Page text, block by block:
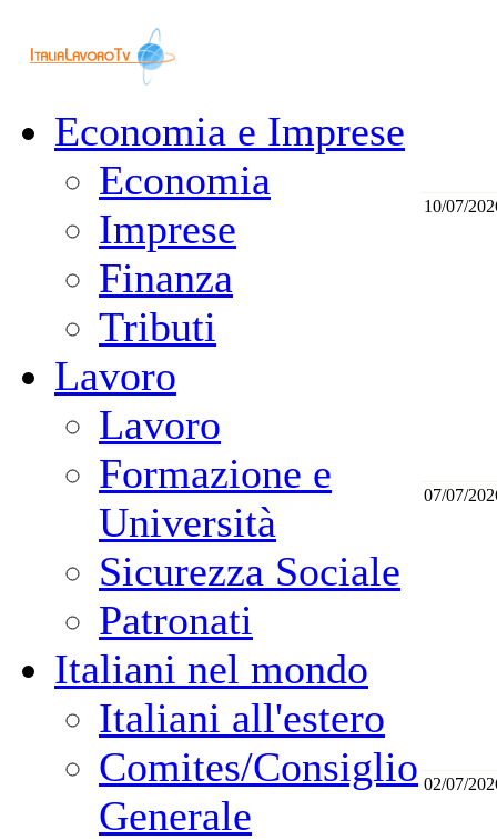
Economia e Imprese
Economia
Imprese
Finanza
Tributi
Lavoro
Lavoro
Formazione e
Università
Sicurezza Sociale
Patronati
Italiani nel mondo
Italiani all'estero
Comites/Consiglio
Generale
10/07/
07/07/
02/07/